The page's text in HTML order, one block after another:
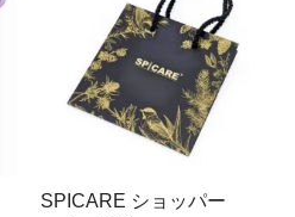
SPICARE ショッパー